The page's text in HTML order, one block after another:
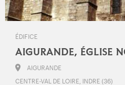
ÉDIFICE
AIGURANDE, ÉGLISE
AIGURANDE
CENTRE-VAL DE LOIRE, INDRE (36)